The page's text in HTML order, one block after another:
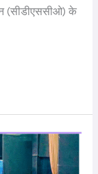
(सीडीएससीओ) के